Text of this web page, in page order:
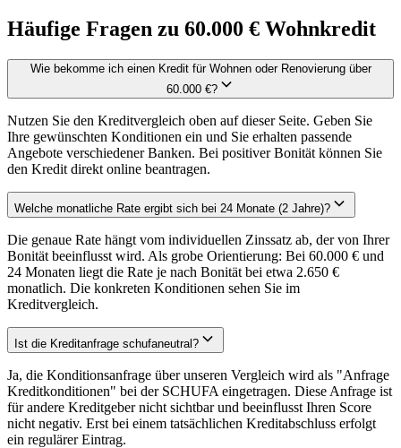
Häufige Fragen zu 60.000 € Wohnkredit
Wie bekomme ich einen Kredit für Wohnen oder Renovierung über
60.000 €?
Nutzen Sie den Kreditvergleich oben auf dieser Seite. Geben Sie
Ihre gewünschten Konditionen ein und Sie erhalten passende
Angebote verschiedener Banken. Bei positiver Bonität können Sie
den Kredit direkt online beantragen.
Welche monatliche Rate ergibt sich bei 24 Monate (2 Jahre)?
Die genaue Rate hängt vom individuellen Zinssatz ab, der von Ihrer
Bonität beeinflusst wird. Als grobe Orientierung: Bei 60.000 € und
24 Monaten liegt die Rate je nach Bonität bei etwa 2.650 €
monatlich. Die konkreten Konditionen sehen Sie im
Kreditvergleich.
Ist die Kreditanfrage schufaneutral?
Ja, die Konditionsanfrage über unseren Vergleich wird als "Anfrage
Kreditkonditionen" bei der SCHUFA eingetragen. Diese Anfrage ist
für andere Kreditgeber nicht sichtbar und beeinflusst Ihren Score
nicht negativ. Erst bei einem tatsächlichen Kreditabschluss erfolgt
ein regulärer Eintrag.